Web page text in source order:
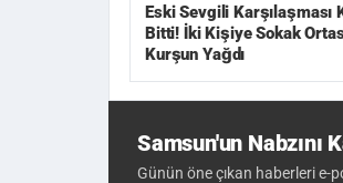
Eski Sevgili Karşılaşması
Bitti! İki Kişiye Sokak
Kurşun Yağdı
Samsun'un Nabzını
Günün öne çıkan haberleri e-